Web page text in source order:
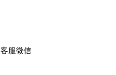
客服微信